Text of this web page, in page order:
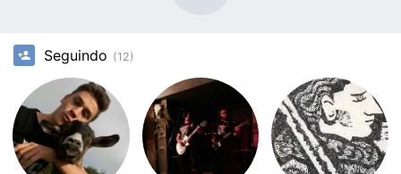
Seguindo (12)